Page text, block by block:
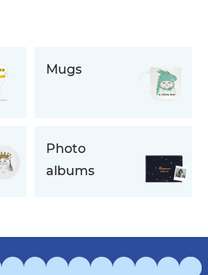
Mugs
Photo
albums